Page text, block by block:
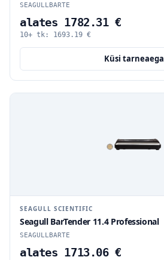
SEAGULLBARTE
alates 1782.31 €
10+ tk: 1693.19 €
Küsi tarneaega
SEAGULL SCIENTIFIC
Seagull BarTender 11.4 Professional
SEAGULLBARTE
alates 1713.06 €